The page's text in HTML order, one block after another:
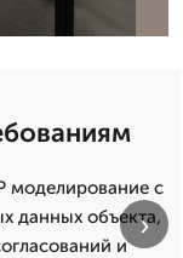
моделирование с
данных объекта,
и
›